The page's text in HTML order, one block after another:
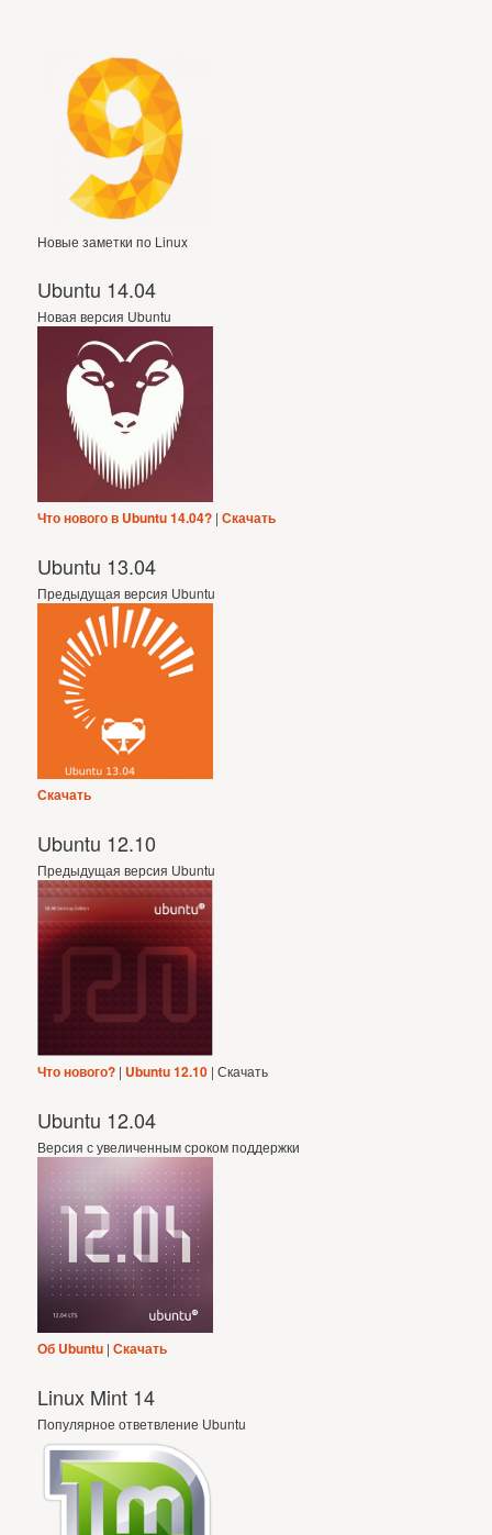
Новые заметки по Linux
Ubuntu 14.04
Новая версия Ubuntu
Что нового в Ubuntu 14.04? |Скачать
Ubuntu 13.04
Предыдущая версия Ubuntu
Скачать
Ubuntu 12.10
Предыдущая версия Ubuntu
Что нового? | Ubuntu 12.10 | Скачать
Ubuntu 12.04
Версия с увеличенным сроком поддержки
Об Ubuntu |Скачать
Linux Mint 14
Популярное ответвление Ubuntu